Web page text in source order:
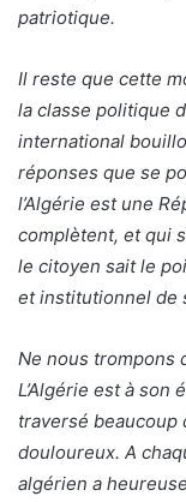
patriotique.
Il reste que cette
la classe politique
international
réponses que se
l’Algérie est une
complètent, et qui
le citoyen sait le
et institutionnel de
Ne nous trompons
L’Algérie est à son
traversé
douloureux. A
algérien a